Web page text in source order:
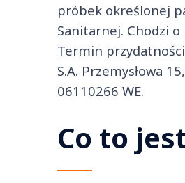
próbek określonej
Sanitarnej. Chodzi
Termin przydatności
S.A. Przemysłowa
06110266 WE.
Co to